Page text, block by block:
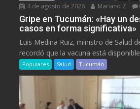
4 de agosto de 2026 Mariano Z
Gripe en Tucumán: «Hay un
casos en forma significativa»
Luis Medina Ruiz, ministro de Salud
recordó que la vacuna está
Populares Salud Tucumán